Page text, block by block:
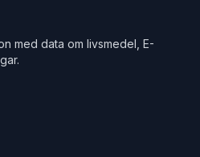
med data om livsmedel, E-